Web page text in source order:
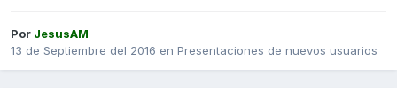
Por JesusAM
13 de Septiembre del 2016 en Presentaciones de nuevos usuarios